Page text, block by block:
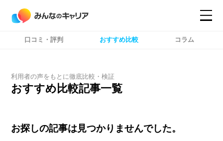
コンテンツ
コンテンツ
口コミ・評判 おすすめ比較 コラム
利用者の声をもとに徹底比較・検証
おすすめ比較記事一覧
お探しの記事は見つかりませんでした。